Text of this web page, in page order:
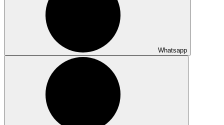
Whatsapp